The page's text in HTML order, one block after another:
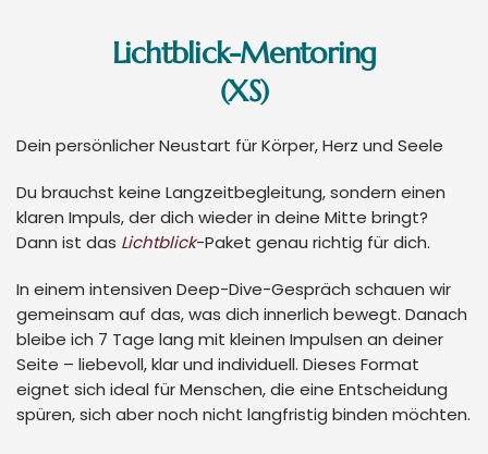
Lichtblick-Mentoring
(XS)
Dein persönlicher Neustart für Körper, Herz und Seele
Du brauchst keine Langzeitbegleitung, sondern einen
klaren Impuls, der dich wieder in deine Mitte bringt?
Dann ist das Lichtblick-Paket genau richtig für dich.
In einem intensiven Deep-Dive-Gespräch schauen wir
gemeinsam auf das, was dich innerlich bewegt. Danach
bleibe ich 7 Tage lang mit kleinen Impulsen an deiner
Seite – liebevoll, klar und individuell. Dieses Format
eignet sich ideal für Menschen, die eine Entscheidung
spüren, sich aber noch nicht langfristig binden möchten.